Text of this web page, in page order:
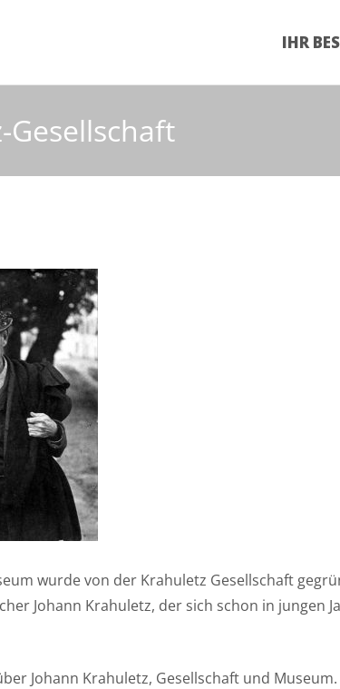
Inhalt
IHR
Gesellschaft
wurde von der Krahuletz Gesellschaft
Johann Krahuletz, der sich schon in jungen
Johann Krahuletz, Gesellschaft und Museum.